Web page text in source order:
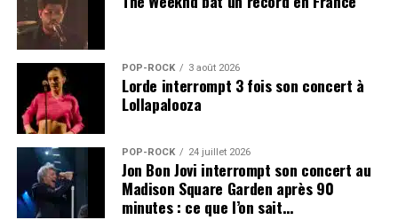
POP-ROCK 3 août 2026
Lorde interrompt 3 fois son concert à
Lollapalooza
POP-ROCK 24 juillet 2026
Jon Bon Jovi interrompt son concert au
Madison Square Garden après 90
minutes : ce que l’on sait…